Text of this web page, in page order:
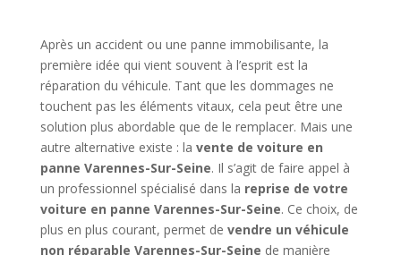
Après un accident ou une panne immobilisante, la
première idée qui vient souvent à l’esprit est la
réparation du véhicule. Tant que les dommages ne
touchent pas les éléments vitaux, cela peut être une
solution plus abordable que de le remplacer. Mais une
autre alternative existe : la vente de voiture en
panne Varennes-Sur-Seine. Il s’agit de faire appel à
un professionnel spécialisé dans la reprise de votre
voiture en panne Varennes-Sur-Seine. Ce choix, de
plus en plus courant, permet de vendre un véhicule
non réparable Varennes-Sur-Seine de manière